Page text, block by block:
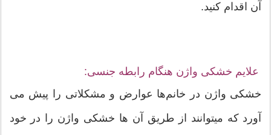
آن اقدام کنید.
علایم خشکی واژن هنگام رابطه جنسی:
خشکی واژن در خانم‌ها عوارض و مشکلاتی را پیش می
آورد که میتوانند از طریق آن ها خشکی واژن را در خود